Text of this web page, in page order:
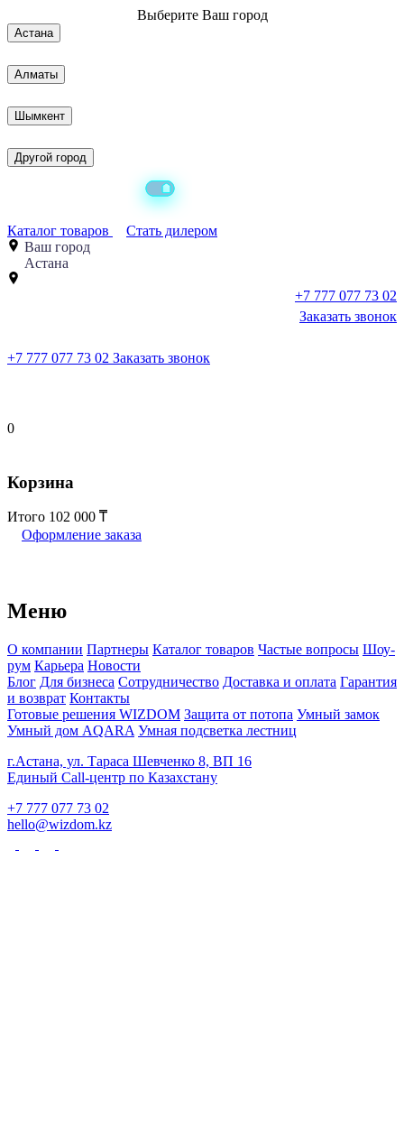
Выберите Ваш город
Астана
Алматы
Шымкент
Другой город
Каталог товаров
Стать дилером
Ваш город
Астана
+7 777 077 73 02
Заказать звонок
+7 777 077 73 02 Заказать звонок
0
Корзина
Итого 102 000
Оформление заказа
Меню
О компании Партнеры Каталог товаров Частые вопросы Шоу-
рум Карьера Новости
Блог Для бизнеса Сотрудничество Доставка и оплата Гарантия
и возврат Контакты
Готовые решения WIZDOM Защита от потопа Умный замок
Умный дом AQARA Умная подсветка лестниц
г.Астана, ул. Тараса Шевченко 8, ВП 16
Единый Call-центр по Казахстану
+7 777 077 73 02
hello@wizdom.kz